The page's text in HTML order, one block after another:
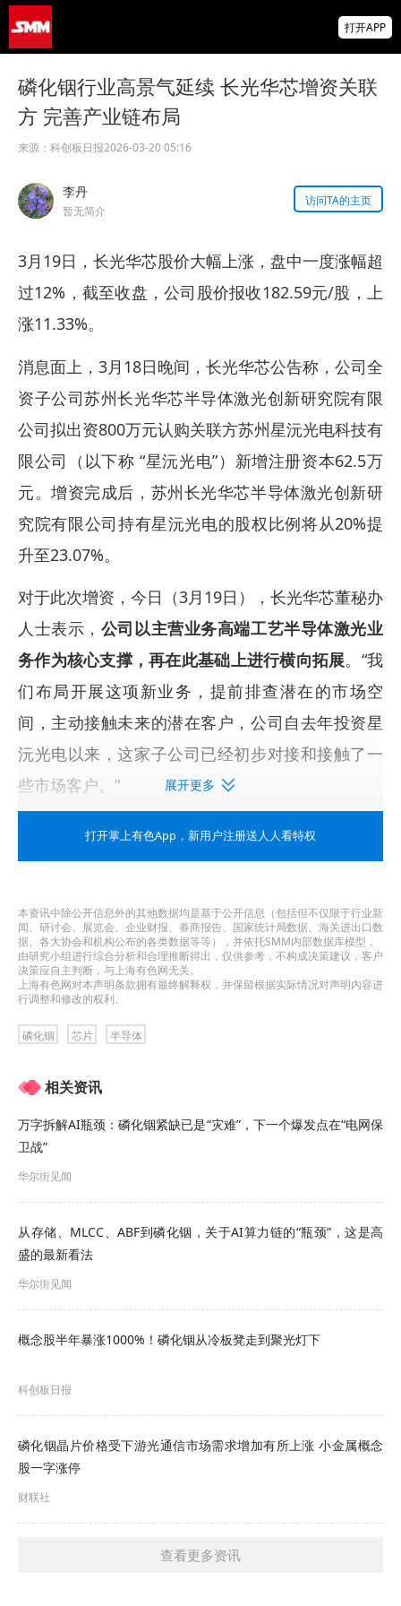
掌上有色
为有色行业打造的神器
打开APP
磷化铟行业高景气延续 长光华芯增资关联
方 完善产业链布局
来源： 科创板日报2026-03-20 05:16
李丹
暂无简介
访问TA的主页
3月19日，长光华芯股价大幅上涨，盘中一度涨幅超
过12%，截至收盘，公司股价报收182.59元/股，上
涨11.33%。
消息面上，3月18日晚间，长光华芯公告称，公司全
资子公司苏州长光华芯半导体激光创新研究院有限
公司拟出资800万元认购关联方苏州星沅光电科技有
限公司（以下称 “星沅光电”）新增注册资本62.5万
元。增资完成后，苏州长光华芯半导体激光创新研
究院有限公司持有星沅光电的股权比例将从20%提
升至23.07%。
对于此次增资，今日（3月19日），长光华芯董秘办
人士表示， 公司以主营业务高端工艺半导体激光业
务作为核心支撑，再在此基础上进行横向拓展。“我
们布局开展这项新业务，提前排查潜在的市场空
间，主动接触未来的潜在客户，公司自去年投资星
沅光电以来，这家子公司已经初步对接和接触了一
些市场客户。”
增资加码高端磷化铟激光器芯片
片、器件及相关模块、子系统，用于AI数据中心光
通信、调频连续波激光雷达、光纤传感等领域。
长光华芯董事长、总经理闵大勇担任星沅光电董
事，公司副董事长、常务副总经理王俊先生担任星
激光创新研究院有限公司此前持有星沅光电20%的
股权，星沅光电为公司的关联方，本次增资构成关
长光华芯表示，公司本次向关联方增资系为了保障
星沅光电的产线建设与日常运营资金需求，加快开
业绩表现方面，截至2025年度，星沅光电亏损
展开更多
打开掌上有色App ，新用户注册送人人看特权
本资讯中除公开信息外的其他数据均是基于公开信息（包括但不仅限于行业新
闻、研讨会、展览会、企业财报、券商报告、国家统计局数据、海关进出口数
据、各大协会和机构公布的各类数据等等），并依托SMM内部数据库模型，
由研究小组进行综合分析和合理推断得出，仅供参考，不构成决策建议，客户
决策应自主判断，与上海有色网无关。
上海有色网对本声明条款拥有最终解释权，并保留根据实际情况对声明内容进
行调整和修改的权利。
磷化铟 芯片 半导体
相关资讯
万字拆解AI瓶颈：磷化铟紧缺已是“灾难”，下一个爆发点在“电网保
卫战”
华尔街见闻
从存储、MLCC、ABF到磷化铟，关于AI算力链的“瓶颈”，这是高
盛的最新看法
华尔街见闻
概念股半年暴涨1000%！磷化铟从冷板凳走到聚光灯下
科创板日报
磷化铟晶片价格受下游光通信市场需求增加有所上涨 小金属概念
股一字涨停
财联社
查看更多资讯